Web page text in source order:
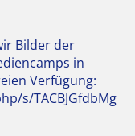
Bilder der
in
Verfügung:
s/TACBJGfdbMg